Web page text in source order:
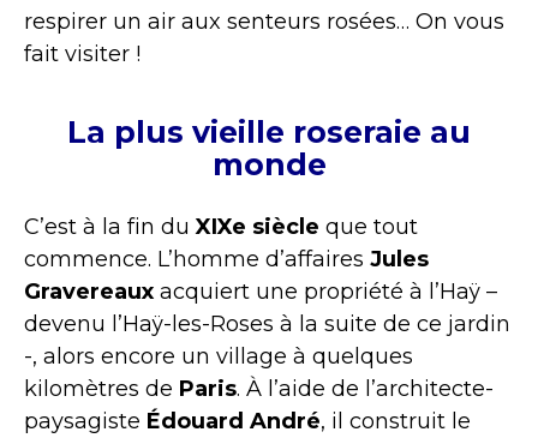
respirer un air aux senteurs rosées… On vous
fait visiter !
La plus vieille roseraie au
monde
C’est à la fin duXIXe siècle que tout
commence. L’homme d’affaires Jules
Gravereaux acquiert une propriété à l’Haÿ –
devenu l’Haÿ-les-Roses à la suite de ce jardin
-, alors encore un village à quelques
kilomètres de Paris. À l’aide de l’architecte-
paysagiste Édouard André, il construit le